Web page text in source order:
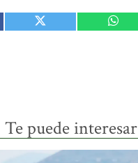
Te puede interesar